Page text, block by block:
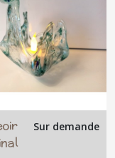
Sur demande